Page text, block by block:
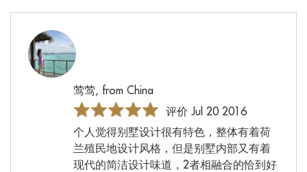
莺莺, from China
评价 Jul 20 2016
个人觉得别墅设计很有特色，整体有着荷
兰殖民地设计风格，但是别墅内部又有着
现代的简洁设计味道，2者相融合的恰到好